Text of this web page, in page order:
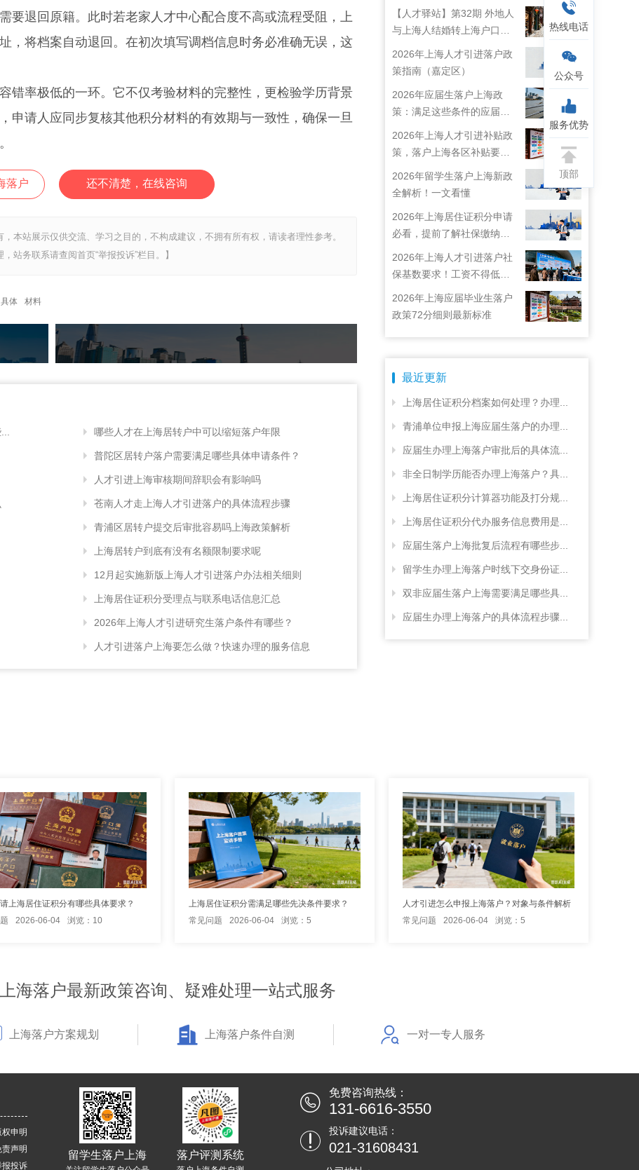
退回原籍。此时若老家人才中心配合度不高或流程受阻，上
，将档案自动退回。在初次填写调档信息时务必准确无误，这
率极低的一环。它不仅考验材料的完整性，更检验学历背景
申请人应同步复核其他积分材料的有效期与一致性，确保一旦
落户 还不清楚，在线咨询
本站展示仅供交流、学习之目的，不构成建议，不拥有所有权，请读者理性参考。
站务联系请查阅首页“举报投诉”栏目。】
具体 材料
哪些人才在上海居转户中可以缩短落户年限
普陀区居转户落户需要满足哪些具体申请条件？
人才引进上海审核期间辞职会有影响吗
苍南人才走上海人才引进落户的具体流程步骤
青浦区居转户提交后审批容易吗上海政策解析
上海居转户到底有没有名额限制要求呢
12月起实施新版上海人才引进落户办法相关细则
上海居住证积分受理点与联系电话信息汇总
2026年上海人才引进研究生落户条件有哪些？
人才引进落户上海要怎么做？快速办理的服务信息
落户上海！
【人才驿站】第32期 外地人
与上海人结婚转上海户口攻
略来啦！
2026年上海人才引进落户政
策指南（嘉定区）
2026年应届生落户上海政
策：满足这些条件的应届生
就能落户上海啦！
2026年上海人才引进补贴政
策，落户上海各区补贴要求
2026年留学生落户上海新政
全解析！一文看懂
2026年上海居住证积分申请
必看，提前了解社保缴纳要
2026年上海人才引进落户社
保基数要求！工资不得低于
22792元！
2026年上海应届毕业生落户
政策72分细则最新标准
最近更新
上海居住证积分档案如何处理？办理...
青浦单位申报上海应届生落户的办理...
应届生办理上海落户审批后的具体流...
非全日制学历能否办理上海落户？具...
上海居住证积分计算器功能及打分规...
上海居住证积分代办服务信息费用是...
应届生落户上海批复后流程有哪些步...
留学生办理上海落户时线下交身份证...
双非应届生落户上海需要满足哪些具...
应届生办理上海落户的具体流程步骤...
上海居住证积分有哪些具体要求？
2026-06-04 浏览：10
上海居住证积分需满足哪些先决条件要求？
常见问题
2026-06-04 浏览：5
人才引进怎么申报上海落户？对象与条件解析
常见问题
2026-06-04 浏览：5
上海落户最新政策咨询、疑难处理一站式服务
上海落户方案规划 上海落户条件自测 一对一专人服务
权申明
责声明
报投诉
留学生落户上海 落户评测系统
免费咨询热线：
131-6616-3550
投诉建议电话：
021-31608431
热线电话
公众号
服务优势
顶部